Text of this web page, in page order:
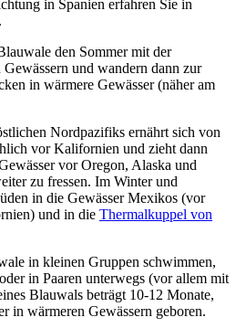
in Spanien erfahren Sie in
.
den Sommer mit der
und wandern dann zur
in wärmere Gewässer (näher am
Nordpazifiks ernährt sich von
vor Kalifornien und zieht dann
vor Oregon, Alaska und
zu fressen. Im Winter und
in die Gewässer Mexikos (vor
und in die Thermalkuppel von
in kleinen Gruppen schwimmen,
in Paaren unterwegs (vor allem mit
Blauwals beträgt 10-12 Monate,
in wärmeren Gewässern geboren.